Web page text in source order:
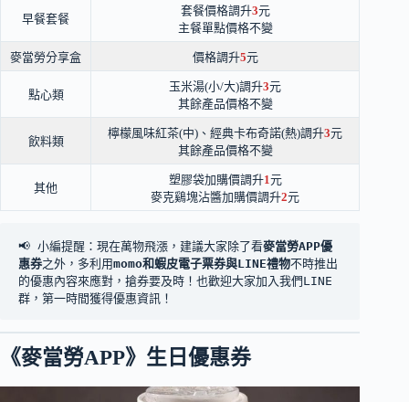
早餐套餐
套餐價格調升3元
主餐單點價格不變
麥當勞分享盒 價格調升5元
點心類
玉米湯(小/大)調升3元
其餘產品價格不變
飲料類
檸檬風味紅茶(中)、經典卡布奇諾(熱)調升3元
其餘產品價格不變
其他
塑膠袋加購價調升1元
麥克鷄塊沾醬加購價調升2元
📢 小編提醒：現在萬物飛漲，建議大家除了看麥當勞APP優
惠券之外，多利用momo和蝦皮電子票券與LINE禮物不時推出
的優惠內容來應對，搶券要及時！也歡迎大家加入我們LINE
群，第一時間獲得優惠資訊！
《麥當勞APP》 生日優惠券